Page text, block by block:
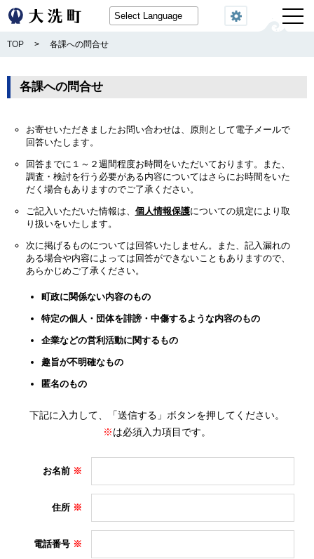
閲覧機能
TOP > 各課への問合せ
各課への問合せ
お寄せいただきましたお問い合わせは、原則として電子メールで
回答いたします。
回答までに１～２週間程度お時間をいただいております。また、
調査・検討を行う必要がある内容についてはさらにお時間をいた
だく場合もありますのでご了承ください。
ご記入いただいた情報は、 個人情報保護についての規定により取
り扱いをいたします。
次に掲げるものについては回答いたしません。また、記入漏れの
ある場合や内容によっては回答ができないこともありますので、
あらかじめご了承ください。
町政に関係ない内容のもの
特定の個人・団体を誹謗・中傷するような内容のもの
企業などの営利活動に関するもの
趣旨が不明確なもの
匿名のもの
下記に入力して、「送信する」ボタンを押してください。
※は必須入力項目です。
お名前
住所
電話番号